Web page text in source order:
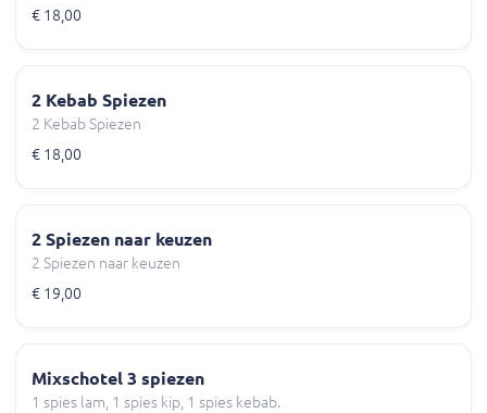
€ 18,00
2 Kebab Spiezen
2 Kebab Spiezen
€ 18,00
2 Spiezen naar keuzen
2 Spiezen naar keuzen
€ 19,00
Mixschotel 3 spiezen
1 spies lam, 1 spies kip, 1 spies kebab.